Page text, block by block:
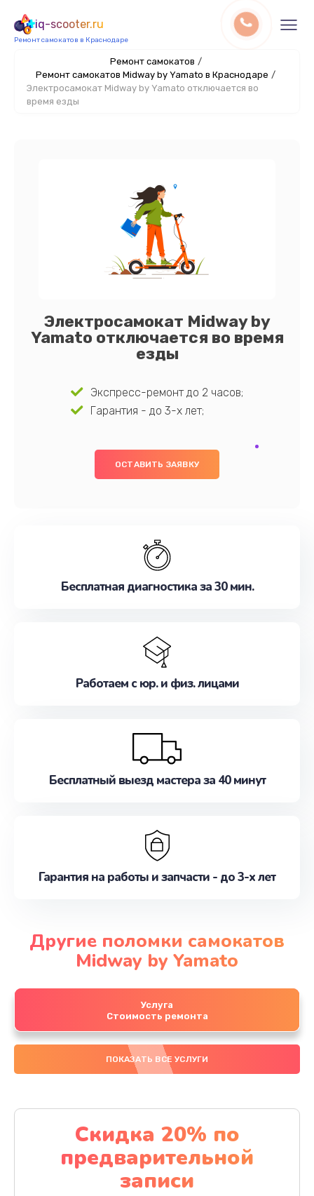
iq-scooter.ru
Ремонт самокатов в Краснодаре
Ремонт самокатов /
Ремонт самокатов Midway by Yamato в Краснодаре /
Электросамокат Midway by Yamato отключается во
время езды
Электросамокат Midway by
Yamato отключается во время
езды
Экспресс-ремонт до 2 часов;
Гарантия - до 3-х лет;
ОСТАВИТЬ ЗАЯВКУ
Бесплатная диагностика за 30 мин.
Работаем с юр. и физ. лицами
Бесплатный выезд мастера за 40 минут
Гарантия на работы и запчасти - до 3-х лет
Другие поломки самокатов
Midway by Yamato
Услуга
Стоимость ремонта
ПОКАЗАТЬ ВСЕ УСЛУГИ
Скидка 20% по
предварительной
записи